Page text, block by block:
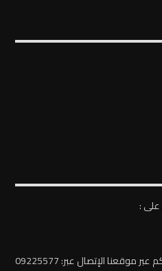
على :
عبر موقعنا الإتصال عبر: 09225577